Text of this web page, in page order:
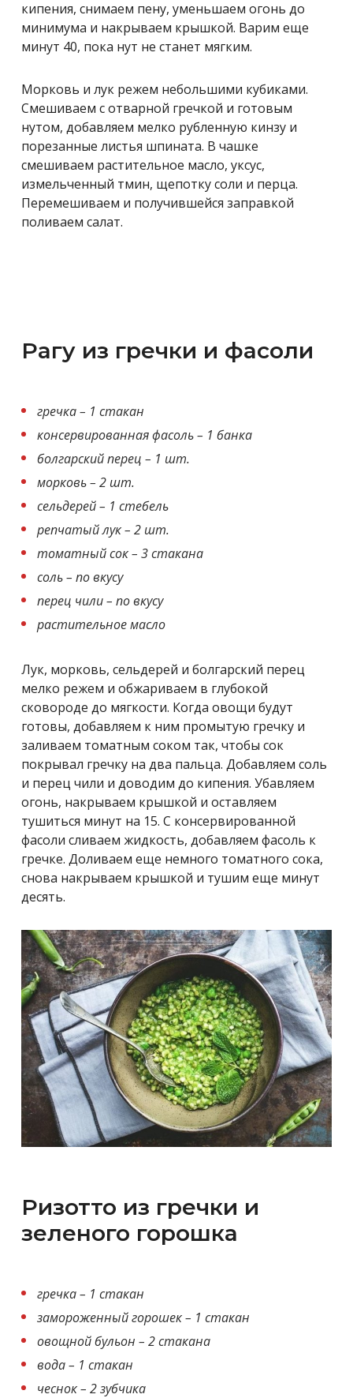
кипения, снимаем пену, уменьшаем огонь до
минимума и накрываем крышкой. Варим еще
минут 40, пока нут не станет мягким.
Морковь и лук режем небольшими кубиками.
Смешиваем с отварной гречкой и готовым
нутом, добавляем мелко рубленную кинзу и
порезанные листья шпината. В чашке
смешиваем растительное масло, уксус,
измельченный тмин, щепотку соли и перца.
Перемешиваем и получившейся заправкой
поливаем салат.
Рагу из гречки и фасоли
гречка – 1 стакан
консервированная фасоль – 1 банка
болгарский перец – 1 шт.
морковь – 2 шт.
сельдерей – 1 стебель
репчатый лук – 2 шт.
томатный сок – 3 стакана
соль – по вкусу
перец чили – по вкусу
растительное масло
Лук, морковь, сельдерей и болгарский перец
мелко режем и обжариваем в глубокой
сковороде до мягкости. Когда овощи будут
готовы, добавляем к ним промытую гречку и
заливаем томатным соком так, чтобы сок
покрывал гречку на два пальца. Добавляем соль
и перец чили и доводим до кипения. Убавляем
огонь, накрываем крышкой и оставляем
тушиться минут на 15. С консервированной
фасоли сливаем жидкость, добавляем фасоль к
гречке. Доливаем еще немного томатного сока,
снова накрываем крышкой и тушим еще минут
десять.
Ризотто из гречки и
зеленого горошка
гречка – 1 стакан
замороженный горошек – 1 стакан
овощной бульон – 2 стакана
вода – 1 стакан
чеснок – 2 зубчика